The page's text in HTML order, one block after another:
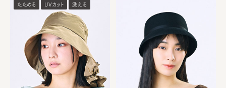
たためる UVカット 洗える